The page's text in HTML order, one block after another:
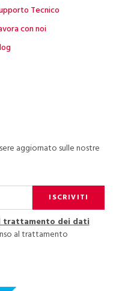
Tecnico
con noi
aggiornato sulle nostre
ISCRIVITI
trattamento dei dati
al trattamento